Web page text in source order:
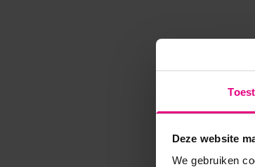
Deze website
We gebruiken